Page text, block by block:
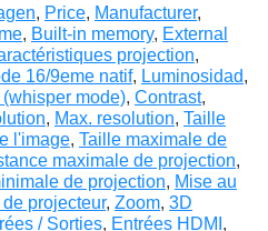
, Price, Manufacturer,
, Built-in memory, External
projection,
16/9eme natif, Luminosidad,
(whisper mode), Contrast,
, Max. resolution, Taille
l'image, Taille maximale de
maximale de projection,
de projection, Mise au
projecteur, Zoom, 3D
/ Sorties, Entrées HDMI ,